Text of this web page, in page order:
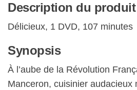
Description du produit
Délicieux, 1 DVD, 107 minutes
Synopsis
À l’aube de la Révolution
Manceron, cuisinier audacieux